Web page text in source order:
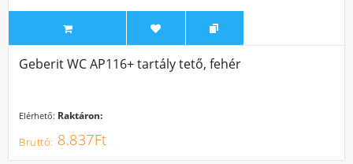
Geberit WC AP116+ tartály tető, fehér
Elérhető: Raktáron:
8.837Ft